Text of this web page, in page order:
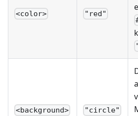
<color> "red"
<background> "circle"